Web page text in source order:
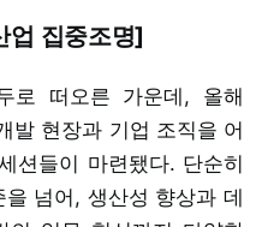
업 집중조명]
로 떠오른 가운데, 올해
발 현장과 기업 조직을 어
션들이 마련됐다. 단순히
넘어, 생산성 향상과 데